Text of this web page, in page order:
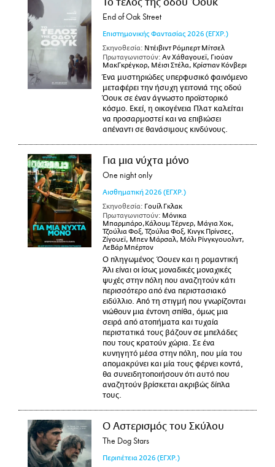
Το τέλος της οδου Όουκ
End of Oak Street
Επιστημονικής Φαντασίας 2026 (ΕΓΧΡ.)
Σκηνοθεσία: Ντέιβιντ Ρόμπερτ Μίτσελ
Πρωταγωνιστούν: Αν Χάθαγουεϊ, Γιούαν
ΜακΓκρέγκορ, Μέισι Στέλα, Κρίστιαν Κόνβερι
Ένα μυστηριώδες υπερφυσικό φαινόμενο
μεταφέρει την ήσυχη γειτονιά της οδού
Όουκ σε έναν άγνωστο προϊστορικό
κόσμο. Εκεί, η οικογένεια Πλατ καλείται
να προσαρμοστεί και να επιβιώσει
απέναντι σε θανάσιμους κινδύνους.
Για μια νύχτα μόνο
One night only
Αισθηματική 2026 (ΕΓΧΡ.)
Σκηνοθεσία: Γουίλ Γκλακ
Πρωταγωνιστούν: Μόνικα
Μπαρμπάρο,Κάλουμ Τέρνερ, Μάγια Χοκ,
Τζούλια Φοξ, Τζούλια Φοξ, Κινγκ Πρίνσες,
Ζίγουεϊ, Μπεν Μάρσαλ, Μόλι Ρίνγκγουολντ,
ΛεΒάρ Μπέρτον
Ο πληγωμένος Όουεν και η ρομαντική
Άλι είναι οι ίσως μοναδικές μοναχικές
ψυχές στην πόλη που αναζητούν κάτι
περισσότερο από ένα περιστασιακό
ειδύλλιο. Από τη στιγμή που γνωρίζονται
νιώθουν μια έντονη σπίθα, όμως μια
σειρά από ατοπήματα και τυχαία
περιστατικά τους βάζουν σε μπελάδες
που τους κρατούν χώρια. Σε ένα
κυνηγητό μέσα στην πόλη, που μία του
απομακρύνει και μία τους φέρνει κοντά,
θα συνειδητοποιήσουν ότι αυτό που
αναζητούν βρίσκεται ακριβώς δίπλα
τους.
Ο Αστερισμός του Σκύλου
The Dog Stars
Περιπέτεια 2026 (ΕΓΧΡ.)